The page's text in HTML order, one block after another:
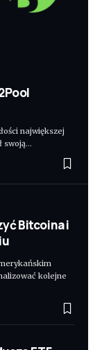
największej
swoją…
Bitcoina i
kolejne